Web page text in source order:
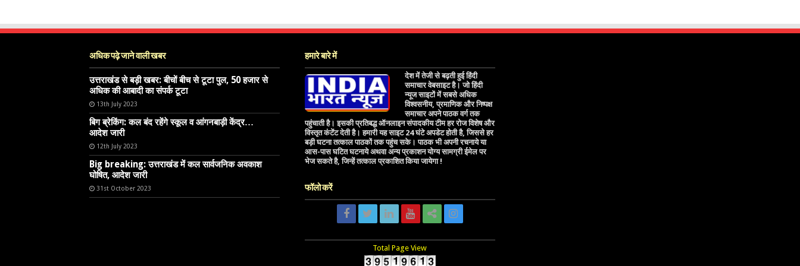
अधिक पढ़े जाने वाली खबर
उत्तराखंड से बड़ी खबर: बीचों बीच से टूटा पुल, 50 हजार से
अधिक की आबादी का संपर्क टूटा
13th July 2023
बिग ब्रेकिंग: कल बंद रहेंगे स्कूल व आंगनबाड़ी केंद्र…
आदेश जारी
12th July 2023
Big breaking: उत्तराखंड में कल सार्वजनिक अवकाश
घोषित, आदेश जारी
31st October 2023
हमारे बारे में
देश में तेजी से बढ़ती हुई हिंदी
समाचार वेबसाइट है। जो हिंदी
न्यूज साइटों में सबसे अधिक
विश्वसनीय, प्रमाणिक और निष्पक्ष
समाचार अपने पाठक वर्ग तक
पहुंचाती है। इसकी प्रतिबद्ध ऑनलाइन संपादकीय टीम हर रोज विशेष और
विस्तृत कंटेंट देती है। हमारी यह साइट 24 घंटे अपडेट होती है, जिससे हर
बड़ी घटना तत्काल पाठकों तक पहुंच सके। पाठक भी अपनी रचनाये या
आस-पास घटित घटनाये अथवा अन्य प्रकाशन योग्य सामग्री ईमेल पर
भेज सकते है, जिन्हें तत्काल प्रकाशित किया जायेगा !
फॉलो करें
Total Page View